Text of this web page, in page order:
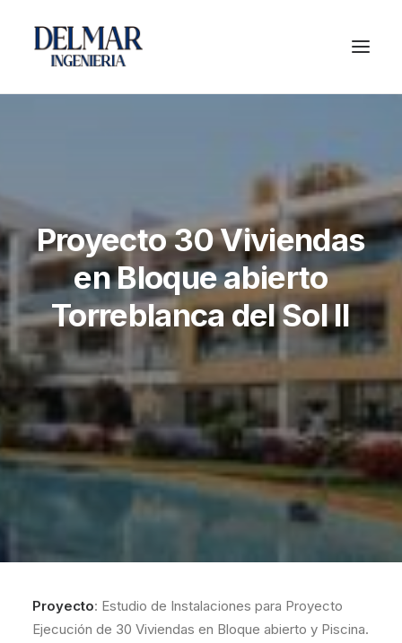
Proyecto 30 Viviendas
en Bloque abierto
Torreblanca del Sol II
Proyecto: Estudio de Instalaciones para Proyecto
Ejecución de 30 Viviendas en Bloque abierto y Piscina.